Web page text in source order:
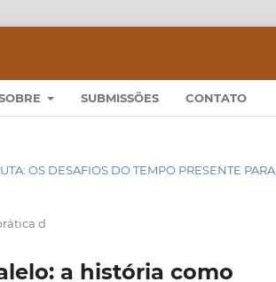
SUBMISSÕES CONTATO
OS DESAFIOS DO TEMPO PRESENTE
d
a história como